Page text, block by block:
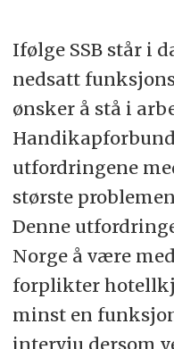
Ifølge SSB står i
nedsatt
ønsker å stå i
utfordringene
største
Denne
Norge å være
forplikter
minst en
intervju dersom